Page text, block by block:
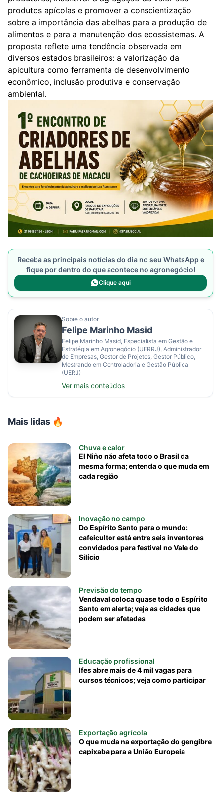
Mais lidas 🔥
Chuva e calor
El Niño não afeta todo o Brasil da
mesma forma; entenda o que muda em
cada região
Inovação no campo
Do Espírito Santo para o mundo:
cafeicultor está entre seis inventores
convidados para festival no Vale do
Silício
Previsão do tempo
Vendaval coloca quase todo o Espírito
Santo em alerta; veja as cidades que
podem ser afetadas
Educação profissional
Ifes abre mais de 4 mil vagas para
cursos técnicos; veja como participar
Exportação agrícola
O que muda na exportação do gengibre
capixaba para a União Europeia
produtos apícolas e promover a conscientização
sobre a importância das abelhas para a produção de
alimentos e para a manutenção dos ecossistemas. A
proposta reflete uma tendência observada em
diversos estados brasileiros: a valorização da
apicultura como ferramenta de desenvolvimento
econômico, inclusão produtiva e conservação
ambiental.
Receba as principais notícias do dia no seu WhatsApp e
fique por dentro do que acontece no agronegócio!
Clique aqui
Sobre o autor
Felipe Marinho Masid
Felipe Marinho Masid, Especialista em Gestão e
Estratégia em Agronegócio (UFRRJ), Administrador
de Empresas, Gestor de Projetos, Gestor Público,
Mestrando em Controladoria e Gestão Pública
(UERJ)
Ver mais conteúdos